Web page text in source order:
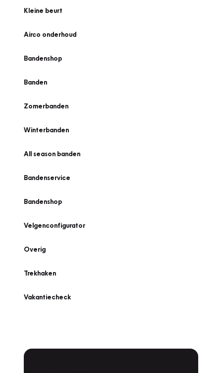
Kleine beurt
Airco onderhoud
Bandenshop
Banden
Zomerbanden
Winterbanden
All season banden
Bandenservice
Bandenshop
Velgenconfigurator
Overig
Trekhaken
Vakantiecheck